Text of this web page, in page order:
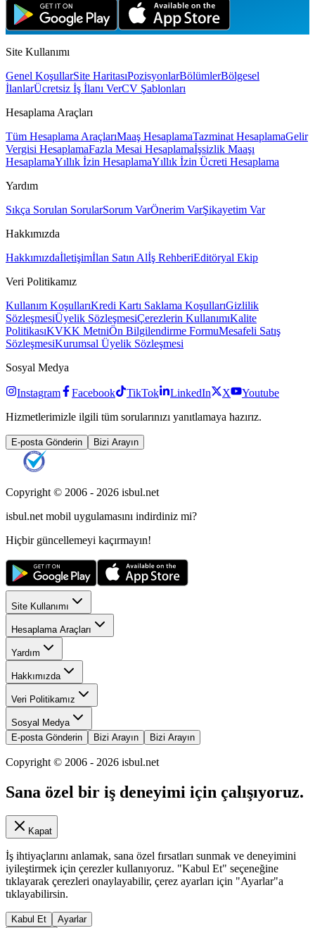
Site Kullanımı
Genel KoşullarSite HaritasıPozisyonlarBölümlerBölgesel
İlanlarÜcretsiz İş İlanı VerCV Şablonları
Hesaplama Araçları
Tüm Hesaplama AraçlarıMaaş HesaplamaTazminat HesaplamaGelir
Vergisi HesaplamaFazla Mesai Hesaplamaİşsizlik Maaşı
HesaplamaYıllık İzin HesaplamaYıllık İzin Ücreti Hesaplama
Yardım
Sıkça Sorulan SorularSorum VarÖnerim VarŞikayetim Var
Hakkımızda
Hakkımızdaİletişimİlan Satın Alİş RehberiEditöryal Ekip
Veri Politikamız
Kullanım KoşullarıKredi Kartı Saklama KoşullarıGizlilik
SözleşmesiÜyelik SözleşmesiÇerezlerin KullanımıKalite
PolitikasıKVKK MetniÖn Bilgilendirme FormuMesafeli Satış
SözleşmesiKurumsal Üyelik Sözleşmesi
Sosyal Medya
Instagram Facebook TikTok LinkedIn X
Youtube
Hizmetlerimizle ilgili tüm sorularınızı yanıtlamaya hazırız.
E-posta Gönderin Bizi Arayın
Copyright © 2006 - 2026 isbul.net
isbul.net mobil uygulamasını indirdiniz mi?
Hiçbir güncellemeyi kaçırmayın!
Site Kullanımı
Hesaplama Araçları
Yardım
Hakkımızda
Veri Politikamız
Sosyal Medya
E-posta Gönderin
Bizi Arayın Bizi Arayın
Copyright © 2006 - 2026 isbul.net
Sana özel bir iş deneyimi için çalışıyoruz.
Kapat
İş ihtiyaçlarını anlamak, sana özel fırsatları sunmak ve deneyimini
iyileştirmek için çerezler kullanıyoruz. "Kabul Et" seçeneğine
tıklayarak çerezleri onaylayabilir, çerez ayarları için "Ayarlar"a
tıklayabilirsin.
Kabul Et Ayarlar